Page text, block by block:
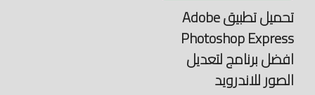
تحميل تطبيق Adobe
Photoshop Express
افضل برنامج لتعديل
الصور للاندرويد